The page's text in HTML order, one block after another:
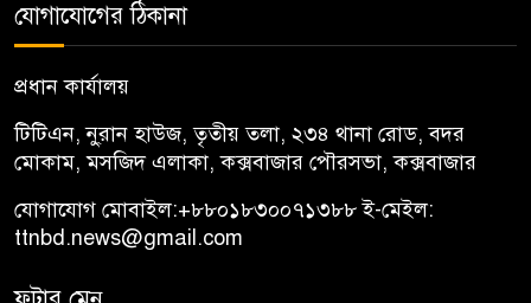
যোগাযোগের ঠিকানা
প্রধান কার্যালয়
টিটিএন, নু্রান হাউজ, তৃতীয় তলা, ২৩৪ থানা রোড, বদর
মোকাম, মসজিদ এলাকা, কক্সবাজার পৌরসভা, কক্সবাজার
যোগাযোগ মোবাইল:+৮৮০১৮৩০০৭১৩৮৮ই-মেইল:
ttnbd.news@gmail.com